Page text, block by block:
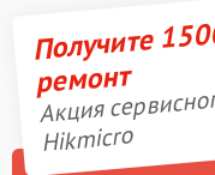
Получите
ремонт
Акция
Hikmicro